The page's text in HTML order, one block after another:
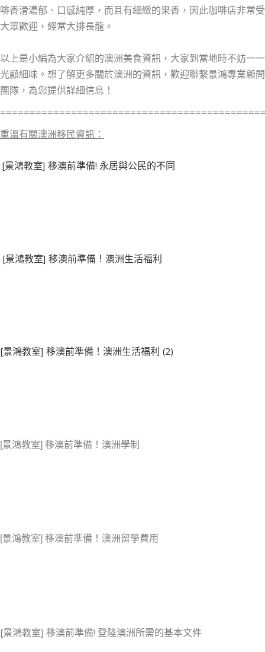
啡香滑濃郁、口感純厚，而且有細緻的果香，因此咖啡店非常受
大眾歡迎，經常大排長龍。
以上是小編為大家介紹的澳洲美食資訊，大家到當地時不妨一一
光顧細味。想了解更多關於澳洲的資訊，歡迎聯繫景鴻專業顧問
團隊，為您提供詳細信息！
重溫有關澳洲移民資訊 ：
[景鴻教室] 移澳前準備! 永居與公民的不同
[景鴻教室] 移澳前準備！澳洲生活福利
[景鴻教室] 移澳前準備！澳洲生活福利 (2)
[景鴻教室] 移澳前準備！澳洲學制
[景鴻教室] 移澳前準備！澳洲留學費用
[景鴻教室] 移澳前準備! 登陸澳洲所需的基本文件